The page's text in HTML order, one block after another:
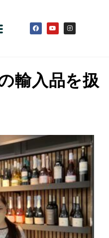
輸入品を扱